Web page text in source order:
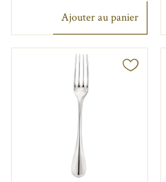
Ajouter au panier
Gravable